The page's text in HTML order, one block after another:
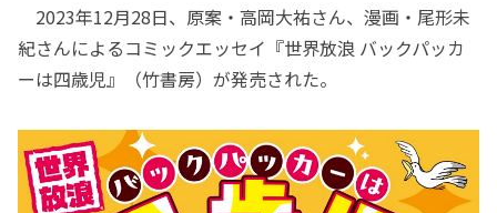
2023年12月28日、原案・高岡大祐さん、漫画・尾形未
紀さんによるコミックエッセイ『世界放浪 バックパッカ
ーは四歳児』（竹書房）が発売された。